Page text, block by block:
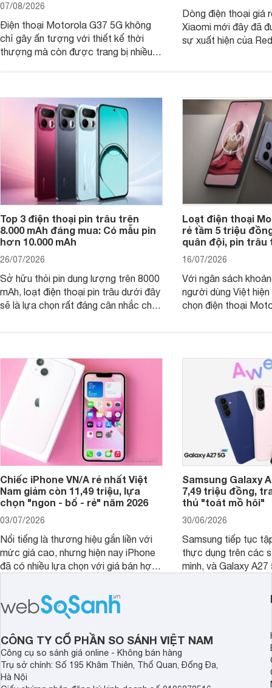
07/08/2026
Điện thoại Motorola G37 5G không
chỉ gây ấn tượng với thiết kế thời
thượng mà còn được trang bị nhiều
Dòng điện thoại giá
Xiaomi mới đây đã
sự xuất hiện của
Top 3 điện thoại pin trâu trên
8.000 mAh đáng mua: Có mẫu pin
hơn 10.000 mAh
26/07/2026
Sở hữu thỏi pin dung lượng trên 8000
mAh, loạt điện thoại pin trâu dưới đây
sẽ là lựa chọn rất đáng cân nhắc cho
Loạt điện thoại
rẻ tầm 5 triệu
quân đội, pin trâu
16/07/2026
Với ngân sách
người dùng Việt
chọn điện thoại
Chiếc iPhone VN/A rẻ nhất Việt
Nam giảm còn 11,49 triệu, lựa
chọn "ngon - bổ - rẻ" năm 2026
03/07/2026
Nổi tiếng là thương hiệu gắn liền với
mức giá cao, nhưng hiện nay iPhone
đã có nhiều lựa chọn với giá bán hợp
cận sản phẩm chính hãng.
Samsung Galaxy
7,49 triệu đồng,
thủ "toát mồ hôi"
30/06/2026
Samsung tiếp tục
thực dụng trên các
mình, và Galaxy
tới cho người dùng
lượng với nhiều
CÔNG TY CỔ PHẦN SO SÁNH VIỆT NAM
Công cụ so sánh giá online - Không bán hàng
Trụ sở chính: Số 195 Khâm Thiên, Thổ Quan, Đống Đa,
Hà Nội